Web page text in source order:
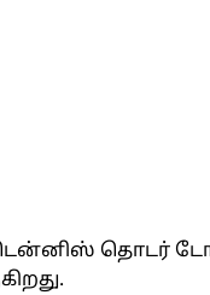
தொடர்